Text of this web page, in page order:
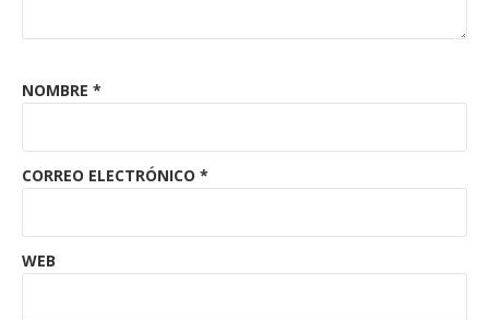
NOMBRE *
CORREO ELECTRÓNICO *
WEB